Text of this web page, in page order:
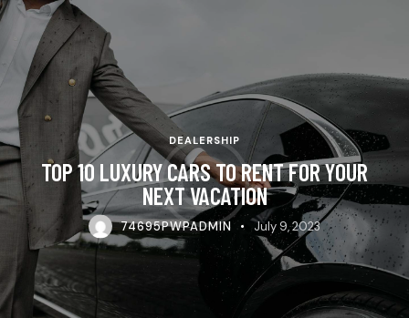
DEALERSHIP
TOP 10 LUXURY CARS TO RENT FOR YOUR
NEXT VACATION
74695PWPADMIN July 9, 2023